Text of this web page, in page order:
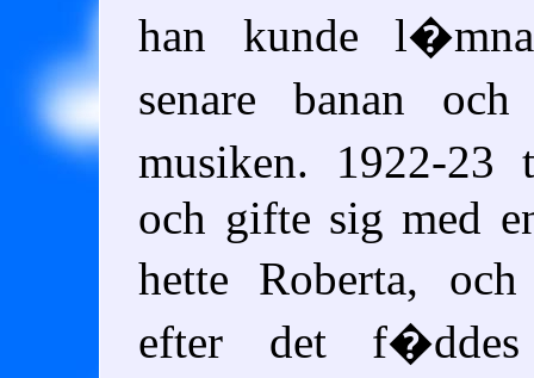
han kunde
senare banan
musiken. 1922-
och gifte sig med
hette Roberta,
efter det f�ddes